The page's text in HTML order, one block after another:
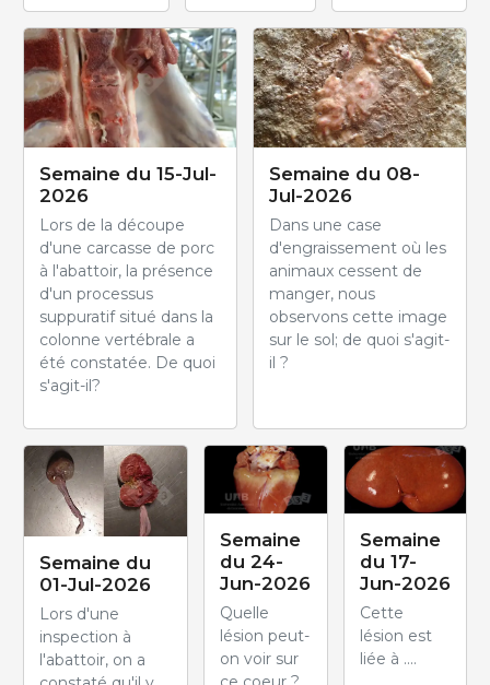
Semaine du 15-Jul-
2026
Lors de la découpe
d'une carcasse de porc
à l'abattoir, la présence
d'un processus
suppuratif situé dans la
colonne vertébrale a
été constatée. De quoi
s'agit-il?
Semaine du 08-
Jul-2026
Dans une case
d'engraissement où les
animaux cessent de
manger, nous
observons cette image
sur le sol; de quoi s'agit-
il ?
Semaine du
01-Jul-2026
Lors d'une
inspection à
l'abattoir, on a
Semaine
du 24-
Jun-2026
Quelle
lésion peut-
on voir sur
Semaine
du 17-
Jun-2026
Cette
lésion est
liée à ....